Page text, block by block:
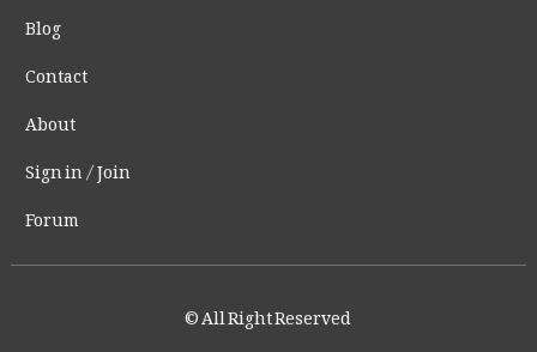
Blog
Contact
About
Sign in / Join
Forum
© All Right Reserved